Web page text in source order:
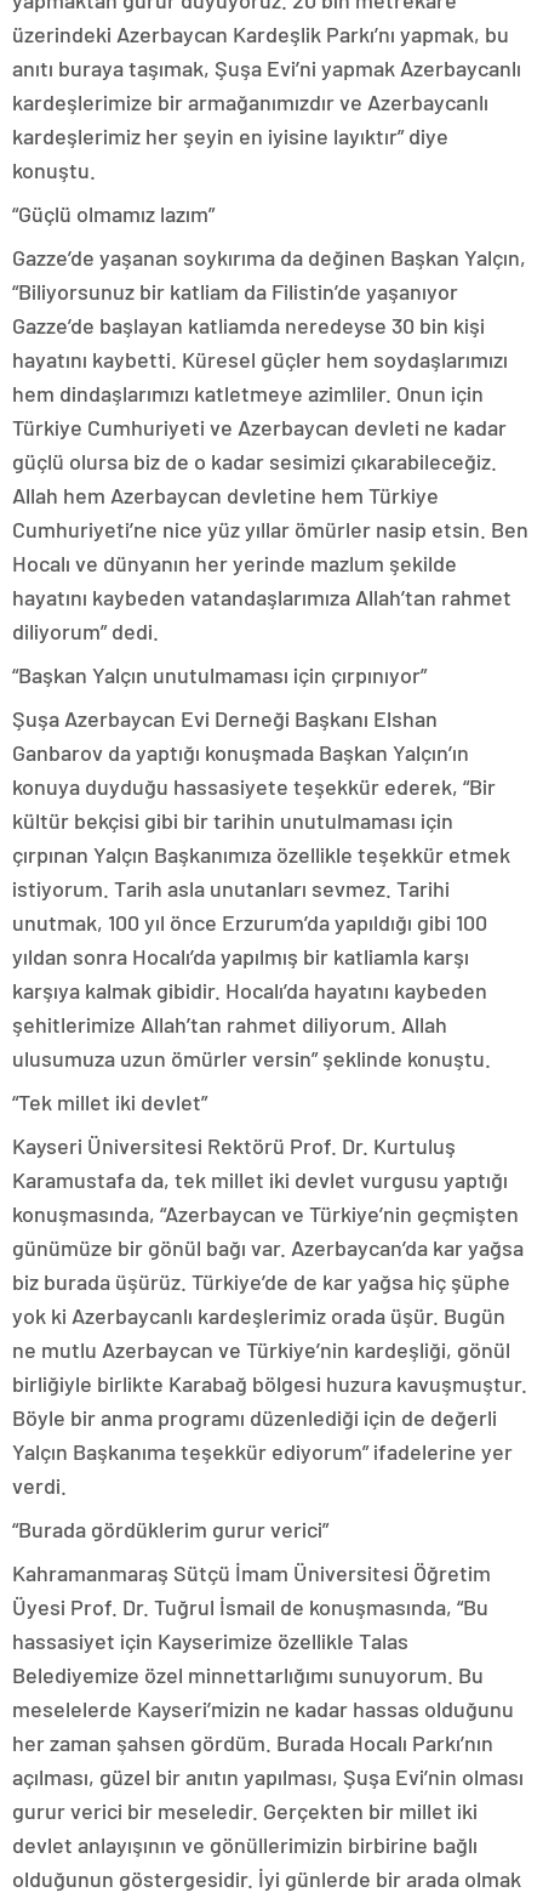
üzerindeki Azerbaycan Kardeşlik Parkı’nı yapmak, bu
anıtı buraya taşımak, Şuşa Evi’ni yapmak Azerbaycanlı
kardeşlerimize bir armağanımızdır ve Azerbaycanlı
kardeşlerimiz her şeyin en iyisine layıktır” diye
konuştu.
“Güçlü olmamız lazım”
Gazze’de yaşanan soykırıma da değinen Başkan Yalçın,
“Biliyorsunuz bir katliam da Filistin’de yaşanıyor
Gazze’de başlayan katliamda neredeyse 30 bin kişi
hayatını kaybetti. Küresel güçler hem soydaşlarımızı
hem dindaşlarımızı katletmeye azimliler. Onun için
Türkiye Cumhuriyeti ve Azerbaycan devleti ne kadar
güçlü olursa biz de o kadar sesimizi çıkarabileceğiz.
Allah hem Azerbaycan devletine hem Türkiye
Cumhuriyeti’ne nice yüz yıllar ömürler nasip etsin. Ben
Hocalı ve dünyanın her yerinde mazlum şekilde
hayatını kaybeden vatandaşlarımıza Allah’tan rahmet
diliyorum” dedi.
“Başkan Yalçın unutulmaması için çırpınıyor”
Şuşa Azerbaycan Evi Derneği Başkanı Elshan
Ganbarov da yaptığı konuşmada Başkan Yalçın’ın
konuya duyduğu hassasiyete teşekkür ederek, “Bir
kültür bekçisi gibi bir tarihin unutulmaması için
çırpınan Yalçın Başkanımıza özellikle teşekkür etmek
istiyorum. Tarih asla unutanları sevmez. Tarihi
unutmak, 100 yıl önce Erzurum’da yapıldığı gibi 100
yıldan sonra Hocalı’da yapılmış bir katliamla karşı
karşıya kalmak gibidir. Hocalı’da hayatını kaybeden
şehitlerimize Allah’tan rahmet diliyorum. Allah
ulusumuza uzun ömürler versin” şeklinde konuştu.
“Tek millet iki devlet”
Kayseri Üniversitesi Rektörü Prof. Dr. Kurtuluş
Karamustafa da, tek millet iki devlet vurgusu yaptığı
konuşmasında, “Azerbaycan ve Türkiye’nin geçmişten
günümüze bir gönül bağı var. Azerbaycan’da kar yağsa
biz burada üşürüz. Türkiye’de de kar yağsa hiç şüphe
yok ki Azerbaycanlı kardeşlerimiz orada üşür. Bugün
ne mutlu Azerbaycan ve Türkiye’nin kardeşliği, gönül
birliğiyle birlikte Karabağ bölgesi huzura kavuşmuştur.
Böyle bir anma programı düzenlediği için de değerli
Yalçın Başkanıma teşekkür ediyorum” ifadelerine yer
verdi.
“Burada gördüklerim gurur verici”
Kahramanmaraş Sütçü İmam Üniversitesi Öğretim
Üyesi Prof. Dr. Tuğrul İsmail de konuşmasında, “Bu
hassasiyet için Kayserimize özellikle Talas
Belediyemize özel minnettarlığımı sunuyorum. Bu
meselelerde Kayseri’mizin ne kadar hassas olduğunu
her zaman şahsen gördüm. Burada Hocalı Parkı’nın
açılması, güzel bir anıtın yapılması, Şuşa Evi’nin olması
gurur verici bir meseledir. Gerçekten bir millet iki
devlet anlayışının ve gönüllerimizin birbirine bağlı
olduğunun göstergesidir. İyi günlerde bir arada olmak